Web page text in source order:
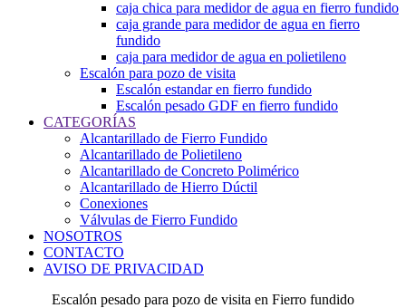
caja chica para medidor de agua en fierro fundido
caja grande para medidor de agua en fierro
fundido
caja para medidor de agua en polietileno
Escalón para pozo de visita
Escalón estandar en fierro fundido
Escalón pesado GDF en fierro fundido
CATEGORÍAS
Alcantarillado de Fierro Fundido
Alcantarillado de Polietileno
Alcantarillado de Concreto Polimérico
Alcantarillado de Hierro Dúctil
Conexiones
Válvulas de Fierro Fundido
NOSOTROS
CONTACTO
AVISO DE PRIVACIDAD
Escalón pesado para pozo de visita en Fierro fundido